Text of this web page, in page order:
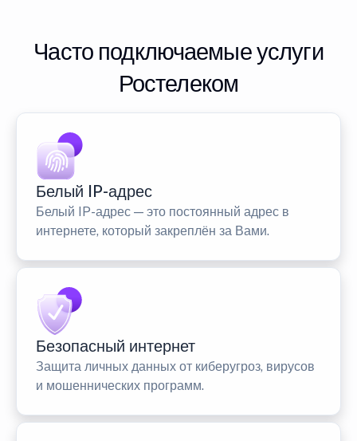
Часто подключаемые услуги
Ростелеком
Белый IP-адрес
Белый IP-адрес — это постоянный адрес в
интернете, который закреплён за Вами.
Безопасный интернет
Защита личных данных от киберугроз, вирусов
и мошеннических программ.